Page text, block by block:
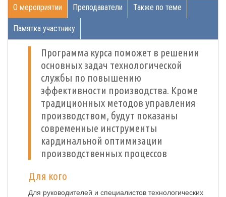
О мероприятии Преподаватели Также по теме
Памятка участнику
Программа курса поможет в решении
основных задач технологической
службы по повышению
эффективности производства. Кроме
традиционных методов управления
производством, будут показаны
современные инструменты
кардинальной оптимизации
производственных процессов
Для кого
Для руководителей и специалистов технологических